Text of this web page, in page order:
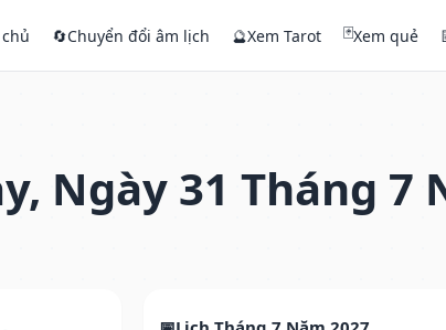
🔄Chuyển đổi âm lịch 🔮Xem Tarot 🃏Xem quẻ
Ngày 31 Tháng 7